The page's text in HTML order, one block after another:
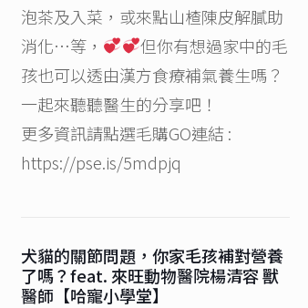
泡茶及入菜，或來點山楂陳皮解膩助
消化…等，
但你有想過家中的毛
孩也可以透由漢方食療補氣養生嗎？
一起來聽聽醫生的分享吧！
更多資訊請點選毛購GO連結 :
https://pse.is/5mdpjq
犬貓的關節問題，你家毛孩補對營養
了嗎？feat. 來旺動物醫院楊清容 獸
醫師【哈寵小學堂】